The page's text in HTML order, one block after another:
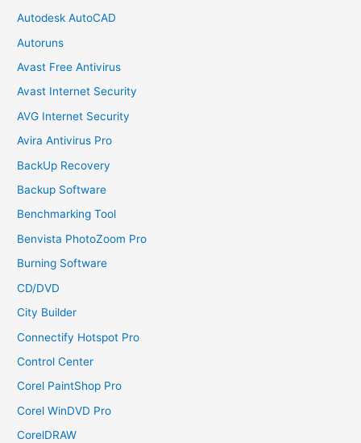
Autodesk AutoCAD
Autoruns
Avast Free Antivirus
Avast Internet Security
AVG Internet Security
Avira Antivirus Pro
BackUp Recovery
Backup Software
Benchmarking Tool
Benvista PhotoZoom Pro
Burning Software
CD/DVD
City Builder
Connectify Hotspot Pro
Control Center
Corel PaintShop Pro
Corel WinDVD Pro
CorelDRAW